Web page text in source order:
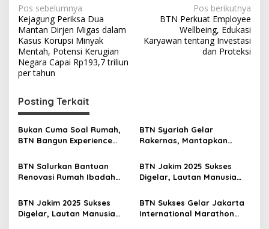
N
a
v
i
g
a
s
i
p
o
s
Pos sebelumnya
Kejagung Periksa Dua
Mantan Dirjen Migas dalam
Kasus Korupsi Minyak
Mentah, Potensi Kerugian
Negara Capai Rp193,7 triliun
per tahun
Pos berikutnya
BTN Perkuat Employee
Wellbeing, Edukasi
Karyawan tentang Investasi
dan Proteksi
Posting Terkait
Bukan Cuma Soal Rumah,
BTN Bangun Experience
BTN Syariah Gelar
Rakernas, Mantapkan
Jadi Bank Umum Syariah
BTN Salurkan Bantuan
Renovasi Rumah Ibadah
BTN Jakim 2025 Sukses
Digelar, Lautan Manusia
Thamrin
BTN Jakim 2025 Sukses
Digelar, Lautan Manusia
BTN Sukses Gelar Jakarta
International Marathon